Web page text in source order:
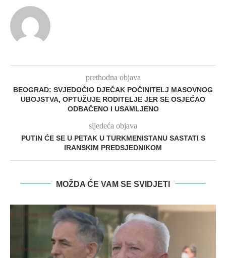
prethodna objava
BEOGRAD: SVJEDOČIO DJEČAK POČINITELJ MASOVNOG
UBOJSTVA, OPTUŽUJE RODITELJE JER SE OSJEĆAO
ODBAČENO I USAMLJENO
sljedeća objava
PUTIN ĆE SE U PETAK U TURKMENISTANU SASTATI S
IRANSKIM PREDSJEDNIKOM
MOŽDA ĆE VAM SE SVIDJETI